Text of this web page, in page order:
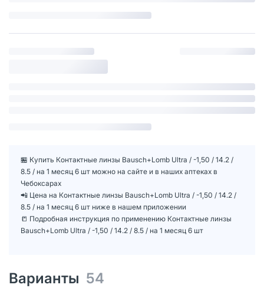
🏪 Купить Контактные линзы Bausch+Lomb Ultra / -1,50 / 14.2 /
8.5 / на 1 месяц 6 шт можно на сайте и в наших аптеках в
Чебоксарах
📲 Цена на Контактные линзы Bausch+Lomb Ultra / -1,50 / 14.2 /
8.5 / на 1 месяц 6 шт ниже в нашем приложении
📒 Подробная инструкция по применению Контактные линзы
Bausch+Lomb Ultra / -1,50 / 14.2 / 8.5 / на 1 месяц 6 шт
Варианты 54